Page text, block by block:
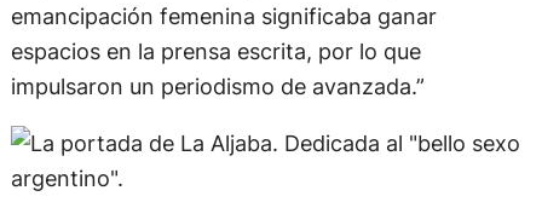
emancipación femenina significaba ganar
espacios en la prensa escrita, por lo que
impulsaron un periodismo de avanzada.”